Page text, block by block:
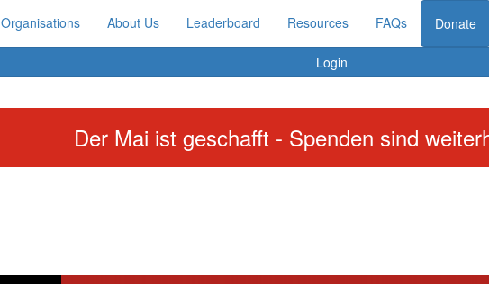
Organisations About Us Leaderboard Resources FAQs Donate
Login
Der Mai ist geschafft - Spenden sind